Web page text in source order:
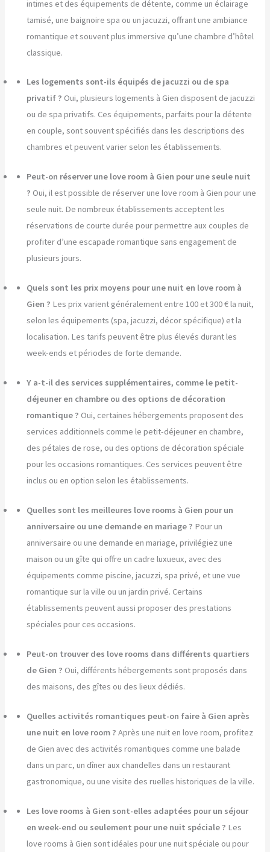
intimes et des équipements de détente, comme un éclairage
tamisé, une baignoire spa ou un jacuzzi, offrant une ambiance
romantique et souvent plus immersive qu’une chambre d’hôtel
classique.
Les logements sont-ils équipés de jacuzzi ou de spa
privatif ? Oui, plusieurs logements à Gien disposent de jacuzzi
ou de spa privatifs. Ces équipements, parfaits pour la détente
en couple, sont souvent spécifiés dans les descriptions des
chambres et peuvent varier selon les établissements.
Peut-on réserver une love room à Gien pour une seule nuit
? Oui, il est possible de réserver une love room à Gien pour une
seule nuit. De nombreux établissements acceptent les
réservations de courte durée pour permettre aux couples de
profiter d’une escapade romantique sans engagement de
plusieurs jours.
Quels sont les prix moyens pour une nuit en love room à
Gien ? Les prix varient généralement entre 100 et 300 € la nuit,
selon les équipements (spa, jacuzzi, décor spécifique) et la
localisation. Les tarifs peuvent être plus élevés durant les
week-ends et périodes de forte demande.
Y a-t-il des services supplémentaires, comme le petit-
déjeuner en chambre ou des options de décoration
romantique ? Oui, certaines hébergements proposent des
services additionnels comme le petit-déjeuner en chambre,
des pétales de rose, ou des options de décoration spéciale
pour les occasions romantiques. Ces services peuvent être
inclus ou en option selon les établissements.
Quelles sont les meilleures love rooms à Gien pour un
anniversaire ou une demande en mariage ? Pour un
anniversaire ou une demande en mariage, privilégiez une
maison ou un gîte qui offre un cadre luxueux, avec des
équipements comme piscine, jacuzzi, spa privé, et une vue
romantique sur la ville ou un jardin privé. Certains
établissements peuvent aussi proposer des prestations
spéciales pour ces occasions.
Peut-on trouver des love rooms dans différents quartiers
de Gien ? Oui, différents hébergements sont proposés dans
des maisons, des gîtes ou des lieux dédiés.
Quelles activités romantiques peut-on faire à Gien après
une nuit en love room ? Après une nuit en love room, profitez
de Gien avec des activités romantiques comme une balade
dans un parc, un dîner aux chandelles dans un restaurant
gastronomique, ou une visite des ruelles historiques de la ville.
Les love rooms à Gien sont-elles adaptées pour un séjour
en week-end ou seulement pour une nuit spéciale ? Les
love rooms à Gien sont idéales pour une nuit spéciale ou pour